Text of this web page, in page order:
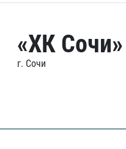
«ХК Сочи»
г. Сочи